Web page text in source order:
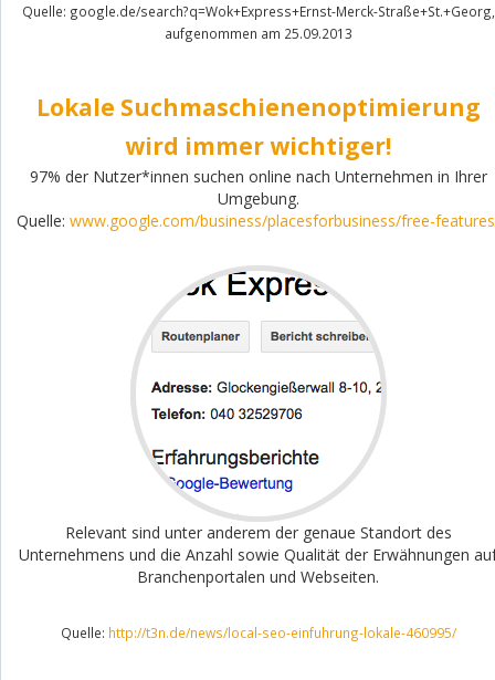
Quelle: google.de/search?q=Wok+Express+Ernst-Merck-Straße+St.+Georg,
aufgenommen am 25.09.2013
Lokale Suchmaschienenoptimierung
wird immer wichtiger!
97% der Nutzer*innen suchen online nach Unternehmen in Ihrer
Umgebung.
Quelle: www.google.com/business/placesforbusiness/free-
Relevant sind unter anderem der genaue Standort des
Unternehmens und die Anzahl sowie Qualität der Erwähnungen
Branchenportalen und Webseiten.
Quelle: http://t3n.de/news/local-seo-einfuhrung-lokale-460995/